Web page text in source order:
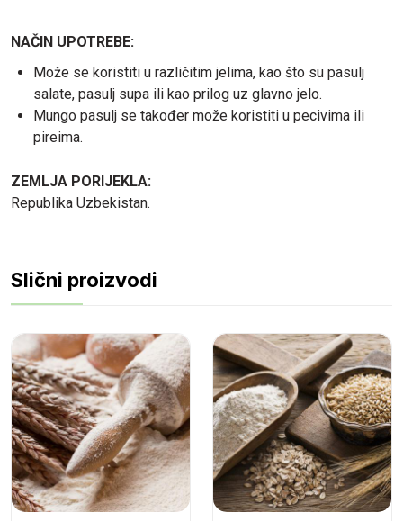
NAČIN UPOTREBE:
Može se koristiti u različitim jelima, kao što su pasulj
salate, pasulj supa ili kao prilog uz glavno jelo.
Mungo pasulj se također može koristiti u pecivima ili
pireima.
ZEMLJA PORIJEKLA:
Republika Uzbekistan.
Slični proizvodi